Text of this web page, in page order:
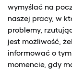
wymyślać na
naszej pracy, w
problemy,
jest możliwość,
informować o
momencie, gdy